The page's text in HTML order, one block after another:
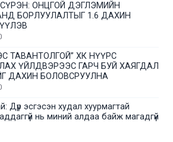
ОНЦГОЙ ДЭГЛЭМИЙН
БОРЛУУЛАЛТЫГ 1.6 ДАХИН
ТАВАНТОЛГОЙ” ХК НҮҮРС
ҮЙЛДВЭРЭЭС ГАРЧ БУЙ ХАЯГДАЛ
ДАХИН БОЛОВСРУУЛНА
Дүр эсгэсэн худал хуурмагтай
нь миний алдаа байж магадгүй